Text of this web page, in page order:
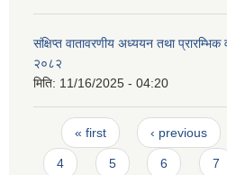
संक्षिप्त वातावरणीय अध्ययन तथा प्रारम्भिक
२०८२
मिति: 11/16/2025 - 04:20
Pages
« first ‹ previous
4 5 6 7